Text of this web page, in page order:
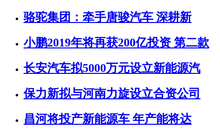
骆驼集团：牵手唐骏汽车 深耕新
小鹏2019年将再获200亿投资 第二款
长安汽车拟5000万元设立新能源汽
保力新拟与河南力旋设立合资公司
昌河将投产新能源车 年产能将达